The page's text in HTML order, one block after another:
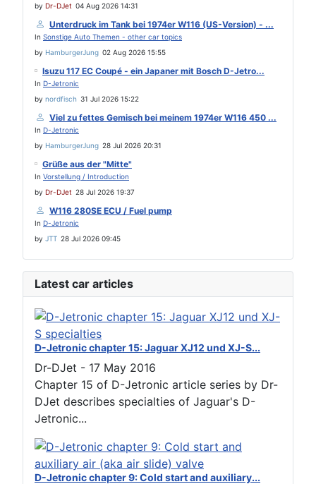
by Dr-DJet 04 Aug 2026 14:31
Unterdruck im Tank bei 1974er W116 (US-Version) - ...
In Sonstige Auto Themen - other car topics
by HamburgerJung 02 Aug 2026 15:55
Isuzu 117 EC Coupé - ein Japaner mit Bosch D-Jetro...
In D-Jetronic
by nordfisch 31 Jul 2026 15:22
Viel zu fettes Gemisch bei meinem 1974er W116 450 ...
In D-Jetronic
by HamburgerJung 28 Jul 2026 20:31
Grüße aus der "Mitte"
In Vorstellung / Introduction
by Dr-DJet 28 Jul 2026 19:37
W116 280SE ECU / Fuel pump
In D-Jetronic
by JTT 28 Jul 2026 09:45
Latest car articles
D-Jetronic chapter 15: Jaguar XJ12 und XJ-S...
Dr-DJet - 17 May 2016
Chapter 15 of D-Jetronic article series by Dr-
DJet describes specialties of Jaguar's D-
Jetronic...
D-Jetronic chapter 9: Cold start and auxiliary...